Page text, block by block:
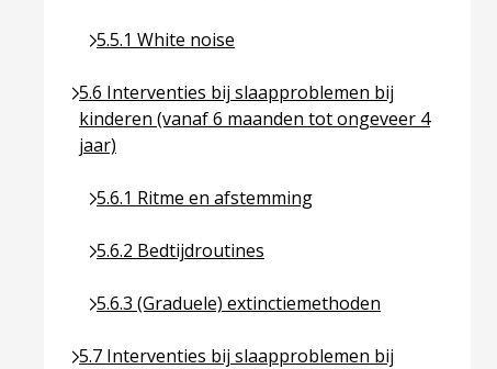
5.5.1 White noise
Ga naar pagina over 5.5.1 White noise
5.6 Interventies bij slaapproblemen bij
kinderen (vanaf 6 maanden tot ongeveer 4
jaar)
Ga naar pagina over 5.6 Interventies bij
5.6.1 Ritme en afstemming
Ga naar pagina over 5.6.1 Ritme en afstemming
5.6.2 Bedtijdroutines
Ga naar pagina over 5.6.2 Bedtijdroutines
5.6.3 (Graduele) extinctiemethoden
Ga naar pagina over 5.6.3 (Graduele)
5.7 Interventies bij slaapproblemen bij
Ga naar pagina over 5.7 Interventies bij